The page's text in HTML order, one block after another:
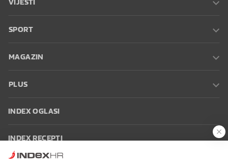
VIJESTI
SPORT
MAGAZIN
PLUS
INDEX OGLASI
INDEX RECEPTI